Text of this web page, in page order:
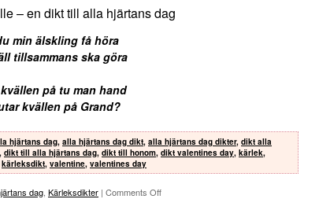
– en dikt till alla hjärtans dag
min älskling få höra
tillsammans ska göra
på tu man hand
kvällen på Grand?
hjärtans dag, alla hjärtans dag dikt, alla hjärtans dag dikter, dikt alla
, dikt till alla hjärtans dag, dikt till honom, dikt valentines day, kärlek,
kärleksdikt, valentine, valentines day
dag Kärleksdikter | Comments Off